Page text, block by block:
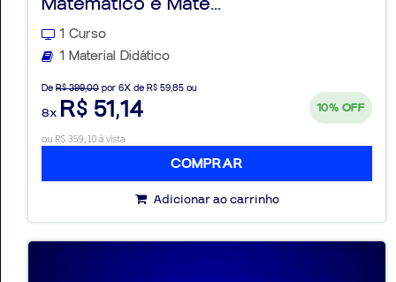
1 Curso
1 Material Didático
De R$ 399,00 por 6X de R$ 59,85 ou
8x R$ 51,14 10% OFF
ou R$ 359,10 à vista
COMPRAR
Adicionar ao carrinho